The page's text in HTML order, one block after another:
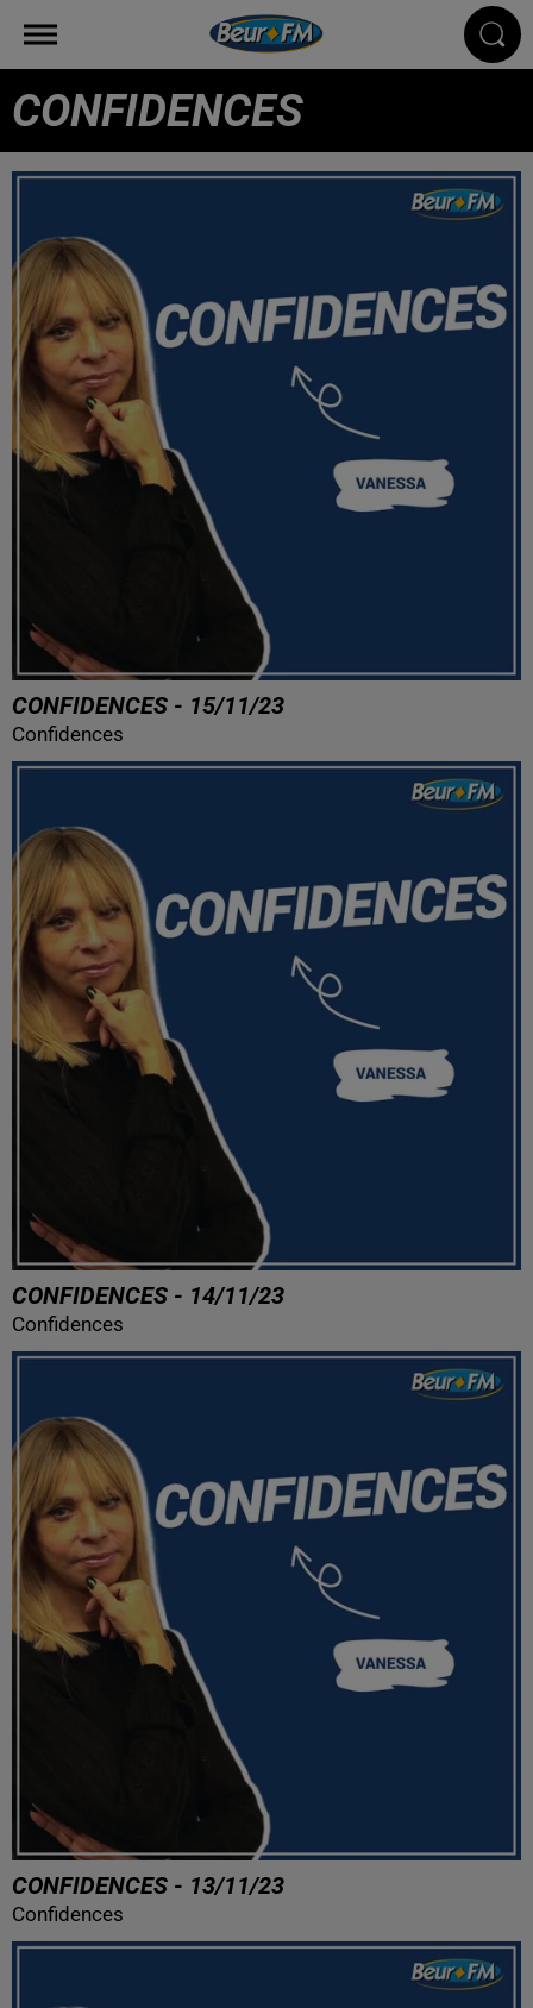
CONFIDENCES
CONFIDENCES - 15/11/23
Confidences
CONFIDENCES - 14/11/23
Confidences
CONFIDENCES - 13/11/23
Confidences